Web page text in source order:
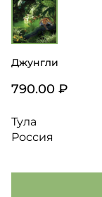
Джунгли
790.00 ₽
Тула
Россия